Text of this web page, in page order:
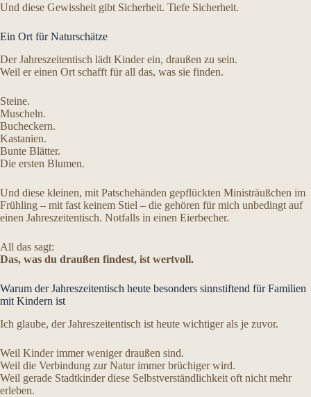
Und diese Gewissheit gibt Sicherheit. Tiefe Sicherheit.
Ein Ort für Naturschätze
Der Jahreszeitentisch lädt Kinder ein, draußen zu sein.
Weil er einen Ort schafft für all das, was sie finden.
Steine.
Muscheln.
Bucheckern.
Kastanien.
Bunte Blätter.
Die ersten Blumen.
Und diese kleinen, mit Patschehänden gepflückten Ministräußchen im
Frühling – mit fast keinem Stiel – die gehören für mich unbedingt auf
einen Jahreszeitentisch. Notfalls in einen Eierbecher.
All das sagt:
Das, was du draußen findest, ist wertvoll.
Warum der Jahreszeitentisch heute besonders sinnstiftend für Familien
mit Kindern ist
Ich glaube, der Jahreszeitentisch ist heute wichtiger als je zuvor.
Weil Kinder immer weniger draußen sind.
Weil die Verbindung zur Natur immer brüchiger wird.
Weil gerade Stadtkinder diese Selbstverständlichkeit oft nicht mehr
erleben.